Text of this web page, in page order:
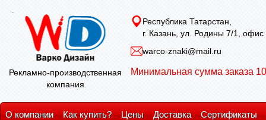
Рекламно-производственная
компания
Республика Татарстан,
г. Казань, ул. Родины 7/1, офис
warco-znaki@mail.ru
Минимальная сумма заказа
О компании Как купить? Цены Доставка Сертификаты